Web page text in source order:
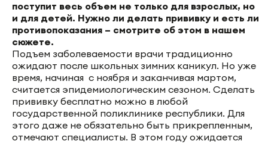
поступит весь объем не только для взрослых, но
и для детей. Нужно ли делать прививку и есть ли
противопоказания – смотрите об этом в нашем
сюжете.
Подъем заболеваемости врачи традиционно
ожидают после школьных зимних каникул. Но уже
время, начиная с ноября и заканчивая мартом,
считается эпидемиологическим сезоном. Сделать
прививку бесплатно можно в любой
государственной поликлинике республики. Для
этого даже не обязательно быть прикрепленным,
отмечают специалисты. В этом году ожидается